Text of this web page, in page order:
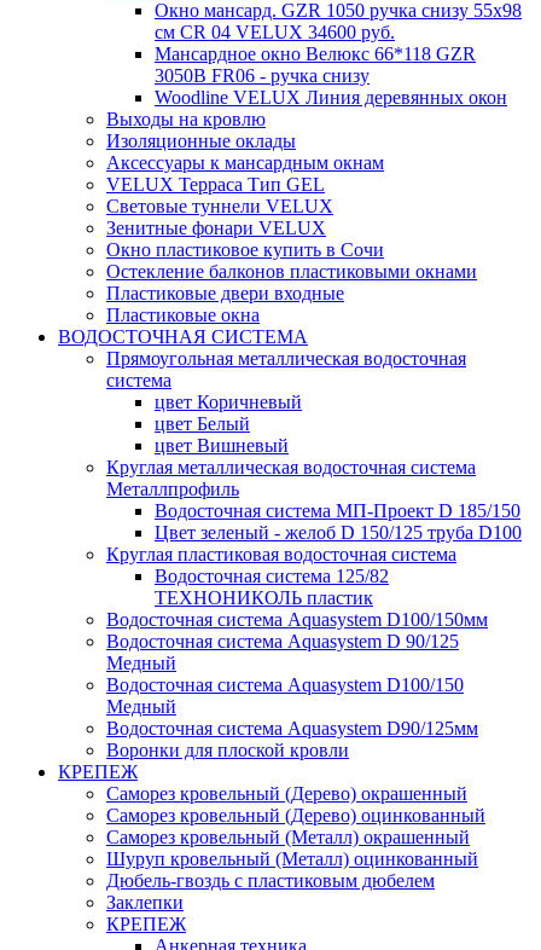
Окно мансард. GZR 1050 ручка снизу 55х98
см CR 04 VELUX 34600 руб.
Мансардное окно Велюкс 66*118 GZR
3050B FR06 - ручка снизу
Woodline VELUX Линия деревянных окон
Выходы на кровлю
Изоляционные оклады
Аксессуары к мансардным окнам
VELUX Терраса Тип GEL
Световые туннели VELUX
Зенитные фонари VELUX
Окно пластиковое купить в Сочи
Остекление балконов пластиковыми окнами
Пластиковые двери входные
Пластиковые окна
ВОДОСТОЧНАЯ СИСТЕМА
Прямоугольная металлическая водосточная
система
цвет Коричневый
цвет Белый
цвет Вишневый
Круглая металлическая водосточная система
Металлпрофиль
Водосточная система МП-Проект D 185/150
Цвет зеленый - желоб D 150/125 труба D100
Круглая пластиковая водосточная система
Водосточная система 125/82
ТЕХНОНИКОЛЬ пластик
Водосточная система Aquasystem D100/150мм
Водосточная система Aquasystem D 90/125
Медный
Водосточная система Aquasystem D100/150
Медный
Водосточная система Aquasystem D90/125мм
Воронки для плоской кровли
КРЕПЕЖ
Саморез кровельный (Дерево) окрашенный
Саморез кровельный (Дерево) оцинкованный
Саморез кровельный (Металл) окрашенный
Шуруп кровельный (Металл) оцинкованный
Дюбель-гвоздь с пластиковым дюбелем
Заклепки
КРЕПЕЖ
Анкерная техника